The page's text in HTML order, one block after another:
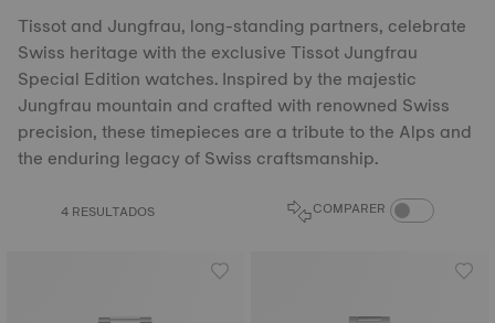
Tissot and Jungfrau, long-standing partners, celebrate
Swiss heritage with the exclusive Tissot Jungfrau
Special Edition watches. Inspired by the majestic
Jungfrau mountain and crafted with renowned Swiss
precision, these timepieces are a tribute to the Alps and
the enduring legacy of Swiss craftsmanship.
4 RESULTADOS COMPARER COMPARE